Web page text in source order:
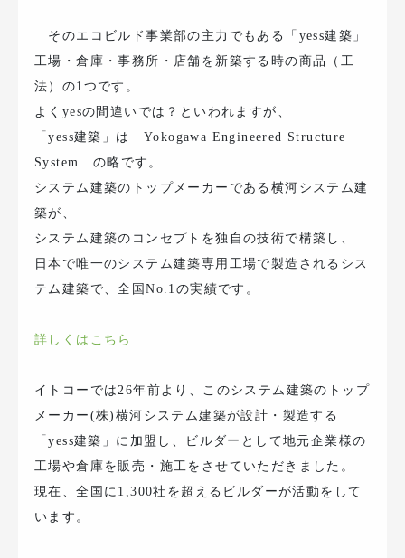
そのエコビルド事業部の主力でもある「yess建築」
工場・倉庫・事務所・店舗を新築する時の商品（工
法）の1つです。
よくyesの間違いでは？といわれますが、
「yess建築」は Yokogawa Engineered Structure
System の略です。
システム建築のトップメーカーである横河システム建
築が、
システム建築のコンセプトを独自の技術で構築し、
日本で唯一のシステム建築専用工場で製造されるシス
テム建築で、全国No.1の実績です。
詳しくはこちら
イトコーでは26年前より、このシステム建築のトップ
メーカー(株)横河システム建築が設計・製造する
「yess建築」に加盟し、ビルダーとして地元企業様の
工場や倉庫を販売・施工をさせていただきました。
現在、全国に1,300社を超えるビルダーが活動をして
います。